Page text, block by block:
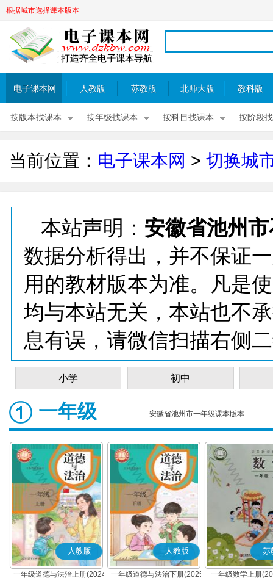
根据城市选择课本版本
电子课本网 人教版 苏教版 北师大版 教科版
按版本找课本 按年级找课本 按科目找课本 按阶段
当前位置： 电子课本网 > 切换城
本站声明： 安徽省池州
数据分析得出，并不保证
用的教材版本为准。凡是
均与本站无关，本站也不
息有误，请微信扫描右侧
小学 初中
一年级 安徽省池州市一年级课本版本
人教版
一年级道德与法治上册(2024
人教版
一年级道德与法治下册(2025
苏
一年级数学上册